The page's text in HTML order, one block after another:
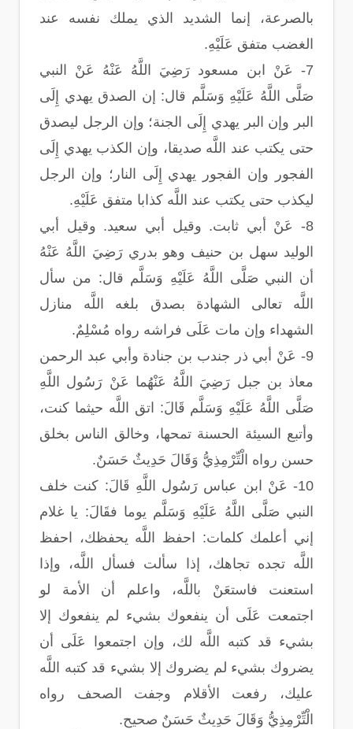
بالصرعة، إنما الشديد الذي يملك نفسه عند
الغضب متفق عَلَيْهِ.
7- عَنْ ابن مسعود رَضِيَ اللَّهُ عَنْهُ عَنْ النبي
صَلَّى اللَّهُ عَلَيْهِ وَسَلَّم قال: إن الصدق يهدي إِلَى
البر وإن البر يهدي إِلَى الجنة؛ وإن الرجل ليصدق
حتى يكتب عند اللَّه صديقا، وإن الكذب يهدي إِلَى
الفجور وإن الفجور يهدي إِلَى النار؛ وإن الرجل
ليكذب حتى يكتب عند اللَّه كذابا متفق عَلَيْهِ.
8- عَنْ أبي ثابت. وقيل أبي سعيد. وقيل أبي
الوليد سهل بن حنيف وهو بدري رَضِيَ اللَّهُ عَنْهُ
أن النبي صَلَّى اللَّهُ عَلَيْهِ وَسَلَّم قال: من سأل
اللَّه تعالى الشهادة بصدق بلغه اللَّه منازل
الشهداء وإن مات عَلَى فراشه رواه مُسْلِمٌ.
9- عَنْ أبي ذر جندب بن جنادة وأبي عبد الرحمن
معاذ بن جبل رَضِيَ اللَّهُ عَنْهُما عَنْ رَسُول اللَّهِ
صَلَّى اللَّهُ عَلَيْهِ وَسَلَّم قَالَ: اتق اللَّه حيثما كنت،
وأتبع السيئة الحسنة تمحها، وخالق الناس بخلق
حسن رواه الْتِّرْمِذِيُّ وَقَالَ حَدِيثٌ حَسَنٌ.
10- عَنْ ابن عباس رَسُول اللَّهِ قَالَ: كنت خلف
النبي صَلَّى اللَّهُ عَلَيْهِ وَسَلَّم يوما فقَالَ: يا غلام
إني أعلمك كلمات: احفظ اللَّه يحفظك، احفظ
اللَّه تجده تجاهك، إذا سألت فسأل اللَّه، وإذا
استعنت فاستعَنْ باللَّه، واعلم أن الأمة لو
اجتمعت عَلَى أن ينفعوك بشيء لم ينفعوك إلا
بشيء قد كتبه اللَّه لك، وإن اجتمعوا عَلَى أن
يضروك بشيء لم يضروك إلا بشيء قد كتبه اللَّه
عليك، رفعت الأقلام وجفت الصحف رواه
الْتِّرْمِذِيُّ وَقَالَ حَدِيثٌ حَسَنٌ صحيح.